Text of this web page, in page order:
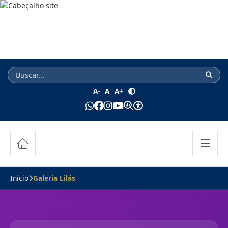
A- A A+
Início Galeria Lilás